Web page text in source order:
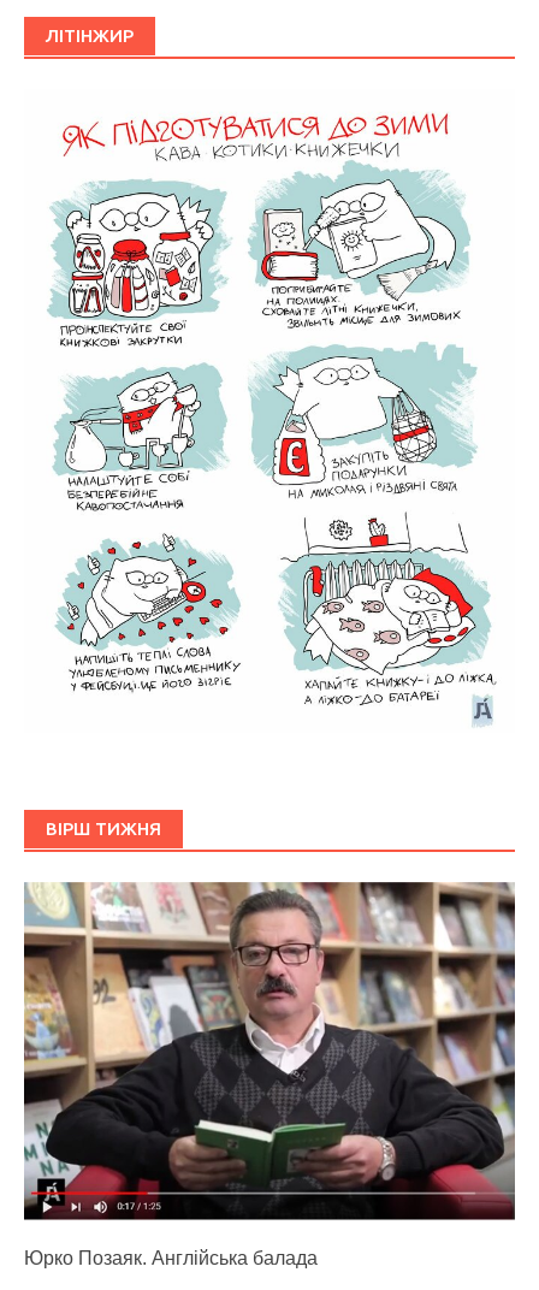
ЛІТІНЖИР
ВІРШ ТИЖНЯ
Юрко Позаяк. Англійська балада